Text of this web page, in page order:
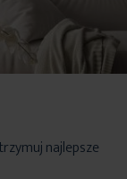
najlepsze